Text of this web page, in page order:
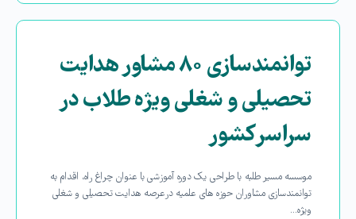
توانمندسازی ۸۰ مشاور هدایت
تحصیلی و شغلی ویژه طلاب در
سراسر کشور
موسسه مسیر طلبه با طراحی یک دوره آموزشی با عنوان چراغ راه، اقدام به
توانمندسازی مشاوران حوزه های علمیه درعرصه هدایت تحصیلی و شغلی
ویژه…